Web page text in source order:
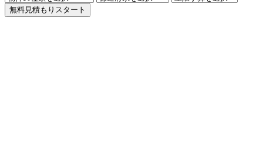
無料見積もりスタート